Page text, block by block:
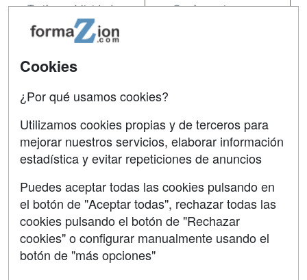
Tarifas publicidad
Acceso Usuarios
Acceso Centros
Conferencias
Contactar
Confidencialidad
Aviso legal
Copyleft
Cookies
¿Por qué usamos cookies?
Utilizamos cookies propias y de terceros para
mejorar nuestros servicios, elaborar información
estadística y evitar repeticiones de anuncios
Puedes aceptar todas las cookies pulsando en
el botón de "Aceptar todas", rechazar todas las
cookies pulsando el botón de "Rechazar
cookies" o configurar manualmente usando el
botón de "más opciones"